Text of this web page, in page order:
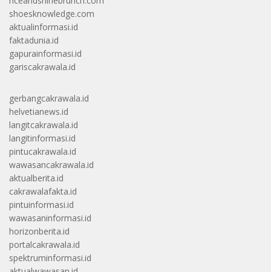
shoesknowledge.com
aktualinformasi.id
faktadunia.id
gapurainformasi.id
gariscakrawala.id
gerbangcakrawala.id
helvetianews.id
langitcakrawala.id
langitinformasi.id
pintucakrawala.id
wawasancakrawala.id
aktualberita.id
cakrawalafakta.id
pintuinformasi.id
wawasaninformasi.id
horizonberita.id
portalcakrawala.id
spektruminformasi.id